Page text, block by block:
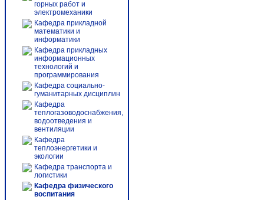
горных работ и
электромеханики
Кафедра прикладной
математики и
информатики
Кафедра прикладных
информационных
технологий и
программирования
Кафедра социально-
гуманитарных дисциплин
Кафедра
теплогазоводоснабжения,
водоотведения и
вентиляции
Кафедра
теплоэнергетики и
экологии
Кафедра транспорта и
логистики
Кафедра физического
воспитания